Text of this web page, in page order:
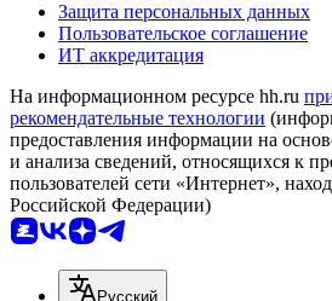
Защита персональных данных
Пользовательское соглашение
ИТ аккредитация
На информационном ресурсе hh.ru
рекомендательные технологии
предоставления информации на
и анализа сведений, относящихся к
пользователей сети «Интернет»,
Российской Федерации)
Русский